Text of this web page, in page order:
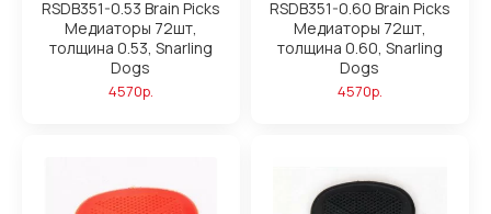
RSDB351-0.53 Brain Picks
Медиаторы 72шт,
толщина 0.53, Snarling
Dogs
4570р.
RSDB351-0.60 Brain Picks
Медиаторы 72шт,
толщина 0.60, Snarling
Dogs
4570р.